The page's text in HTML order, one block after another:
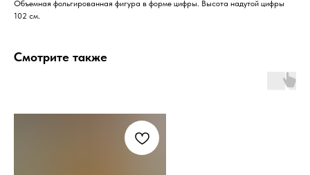
Объемная фольгированная фигура в форме цифры. Высота надутой цифры
102 см.
Смотрите также